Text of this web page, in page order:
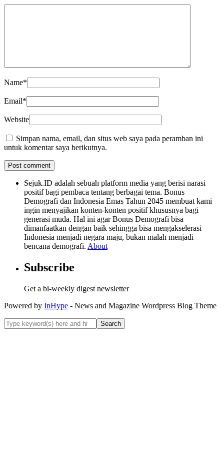
Name*
Email*
Website
Simpan nama, email, dan situs web saya pada peramban ini
untuk komentar saya berikutnya.
Sejuk.ID adalah sebuah platform media yang berisi narasi
positif bagi pembaca tentang berbagai tema. Bonus
Demografi dan Indonesia Emas Tahun 2045 membuat kami
ingin menyajikan konten-konten positif khususnya bagi
generasi muda. Hal ini agar Bonus Demografi bisa
dimanfaatkan dengan baik sehingga bisa mengakselerasi
Indonesia menjadi negara maju, bukan malah menjadi
bencana demografi. About
Subscribe
Get a bi-weekly digest newsletter
Powered by InHype - News and Magazine Wordpress Blog Theme